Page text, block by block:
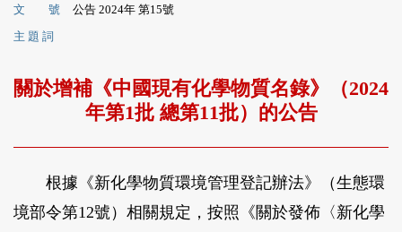
文 號
公告 2024年 第15號
主 題 詞
關於增補《中國現有化學物質名錄》（2024
年第1批 總第11批）的公告
根據《新化學物質環境管理登記辦法》（生態環
境部令第12號）相關規定，按照《關於發佈〈新化學